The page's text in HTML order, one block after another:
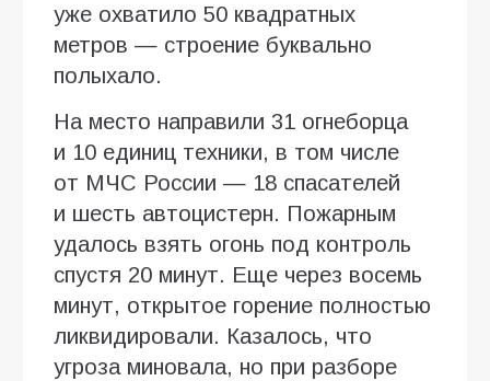
уже охватило 50 квадратных
метров — строение буквально
полыхало.
На место направили 31 огнеборца
и 10 единиц техники, в том числе
от МЧС России — 18 спасателей
и шесть автоцистерн. Пожарным
удалось взять огонь под контроль
спустя 20 минут. Еще через восемь
минут, открытое горение полностью
ликвидировали. Казалось, что
угроза миновала, но при разборе